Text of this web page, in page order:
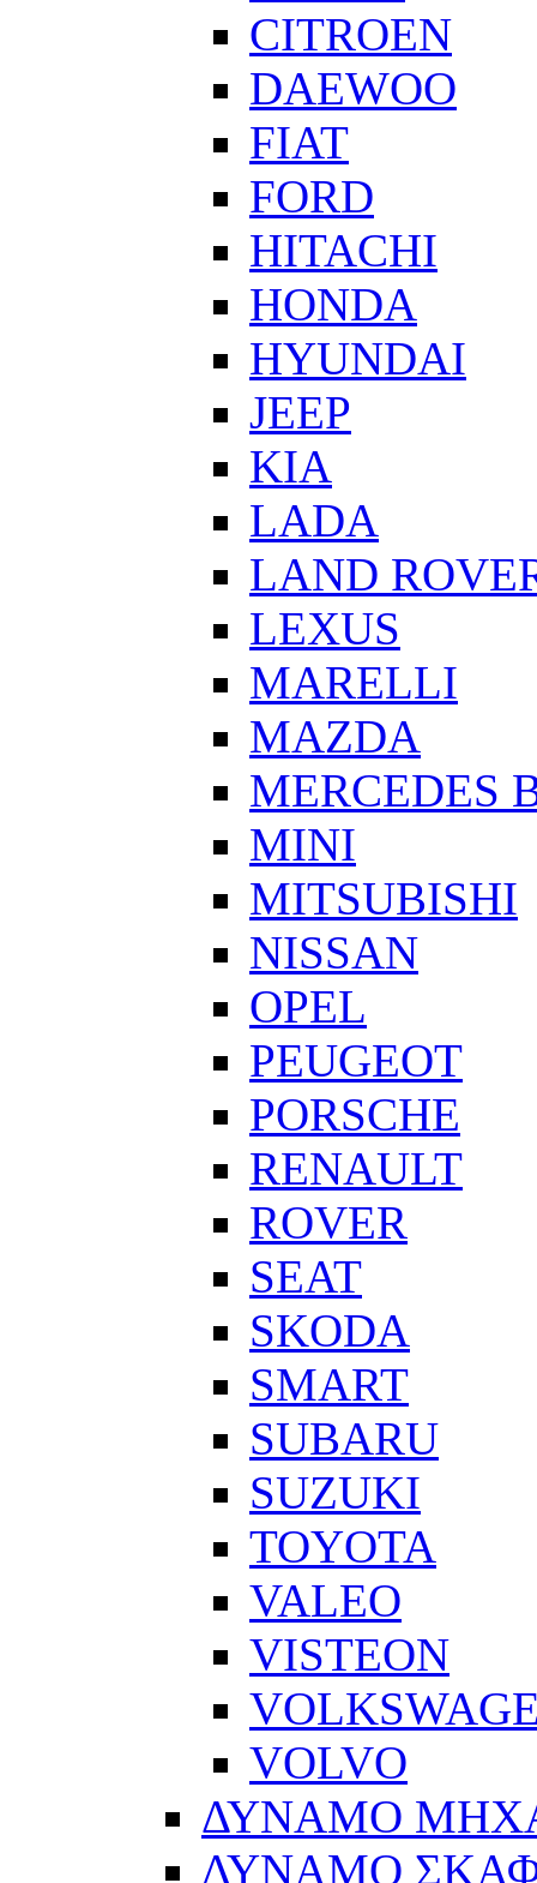
CITROEN
DAEWOO
FIAT
FORD
HITACHI
HONDA
HYUNDAI
JEEP
KIA
LADA
LAND
LEXUS
MARELLI
MAZDA
MERCEDES
MINI
MITSUBISHI
NISSAN
OPEL
PEUGEOT
PORSCHE
RENAULT
ROVER
SEAT
SKODA
SMART
SUBARU
SUZUKI
TOYOTA
VALEO
VISTEON
VOLVO
ΔΥΝΑΜΟ
ΔΥΝΑΜΟ